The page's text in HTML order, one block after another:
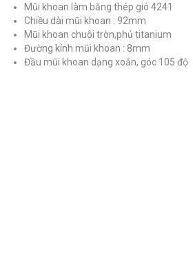
Mũi khoan làm bằng thép gió 4241
Chiều dài mũi khoan : 92mm
Mũi khoan chuôi tròn,phủ titanium
Đường kính mũi khoan : 8mm
Đầu mũi khoan dạng xoắn, góc 105 độ